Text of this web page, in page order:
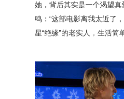
她，背后其实是一个渴望
鸣：“这部电影离我太近了
星“绝缘”的老实人，生活